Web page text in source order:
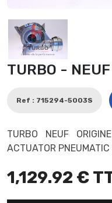
TURBO -
Ref : 715294-5003S
TURBO NEUF
ACTUATOR
1,129.92 €